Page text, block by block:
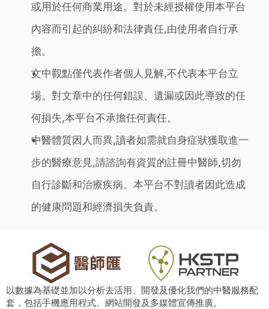
或用於任何商業用途。對於未經授權使用本平台
內容而引起的糾紛和法律責任,由使用者自行承
擔。
文中觀點僅代表作者個人見解,不代表本平台立
場。對文章中的任何錯誤、遺漏或因此導致的任
何損失,本平台不承擔任何責任。
中醫體質因人而異,讀者如需就自身症狀獲取進一
步的醫療意見,請諮詢有資質的註冊中醫師,切勿
自行診斷和治療疾病。本平台不對讀者因此造成
的健康問題和經濟損失負責。
以數據為基礎並加以分析去活用、開發及優化我們的中醫服務配
套，包括手機應用程式、網站開發及多媒體宣傳推廣。